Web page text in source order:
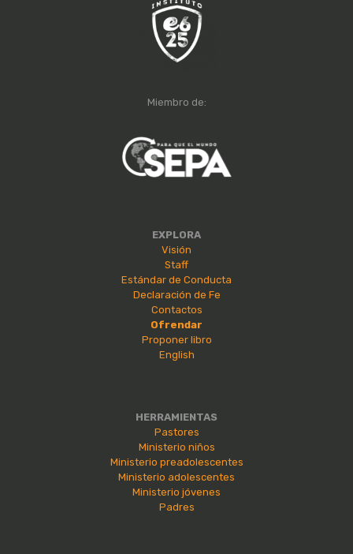
Miembro de:
EXPLORA
Visión
Staff
Estándar de Conducta
Declaración de Fe
Contactos
Ofrendar
Proponer libro
English
HERRAMIENTAS
Pastores
Ministerio niños
Ministerio preadolescentes
Ministerio adolescentes
Ministerio jóvenes
Padres